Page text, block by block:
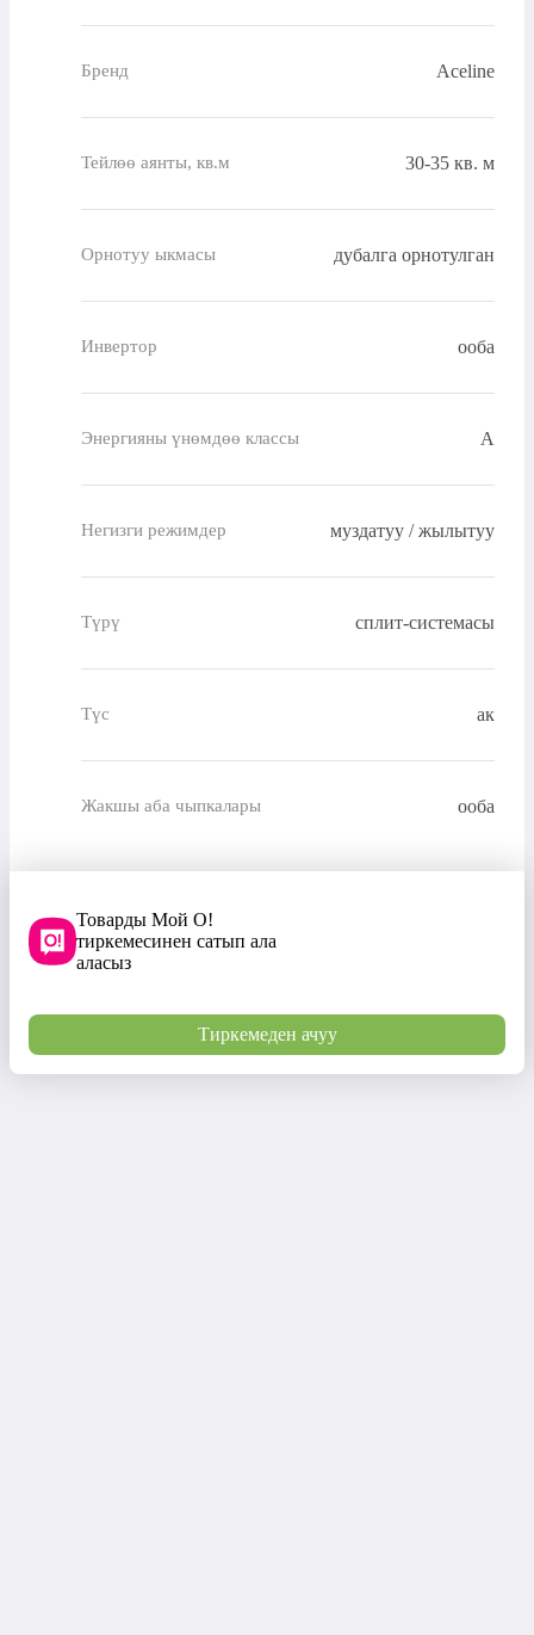
Бренд Aceline
Тейлөө аянты, кв.м 30-35 кв. м
Орнотуу ыкмасы дубалга орнотулган
Инвертор ооба
Энергияны үнөмдөө классы A
Негизги режимдер муздатуу / жылытуу
Түрү сплит-системасы
Түс ак
Жакшы аба чыпкалары ооба
Товарды Мой О!
тиркемесинен сатып ала
аласыз
Тиркемеден ачуу